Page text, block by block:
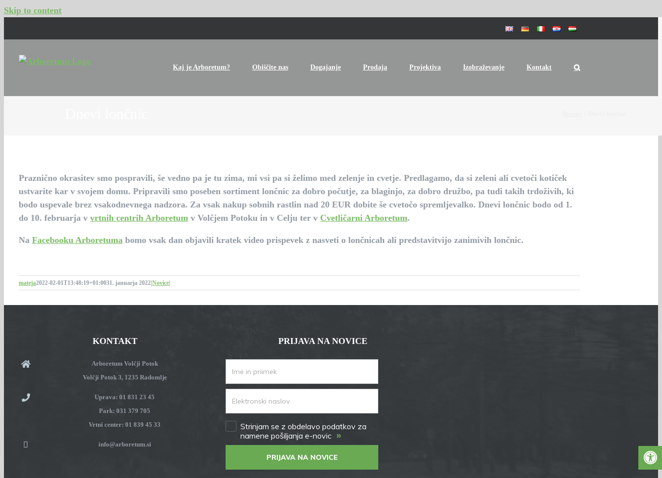
Skip to content
Kaj je Arboretum? Obiščite nas Dogajanje Prodaja Projektiva Izobraževanje Kontakt
Praznično okrasitev smo pospravili, še vedno pa je tu zima, mi vsi pa si želimo med zelenje in cvetje. Predlagamo, da si zeleni ali cvetoči kotiček
ustvarite kar v svojem domu. Pripravili smoposeben sortiment lončnicza dobro počutje, za blaginjo, za dobro družbo, pa tudi takih trdoživih, ki
bodo uspevale brez vsakodnevnega nadzora. Za vsak nakup sobnih rastlin nad 20 EUR dobite še cvetočo spremljevalko. Dnevi lončnic bodo od 1.
do 10. februarjav vrtnih centrih Arboretumv Volčjem Potoku in v Celju ter v Cvetličarni Arboretum.
Na Facebooku Arboretumabomo vsak dan objavili kratek video prispevek z nasveti o lončnicah ali predstavitvijo zanimivih lončnic.
mateja2022-02-01T13:48:19+01:0031. januarja 2022 Novice
KONTAKT
Arboretum Volčji Potok
Volčji Potok 3, 1235 Radomlje
Uprava: 01 831 23 45
Park: 031 379 705
Vrtni center: 01 839 45 33
info@arboretum.si
PRIJAVA NA NOVICE
Strinjam se z obdelavo podatkov za
namene pošiljanja e-novic »
PRIJAVA NA NOVICE